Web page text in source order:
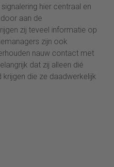
hier centraal en
aan de
zij teveel informatie op
zijn ook
nauw contact met
dat zij alleen dié
die ze daadwerkelijk